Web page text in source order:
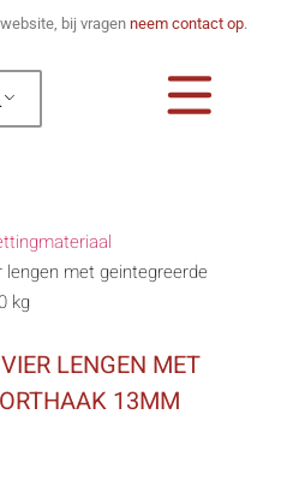
bij vragen neem contact op.
lengen met geintegreerde
kg
LENGEN MET
13MM